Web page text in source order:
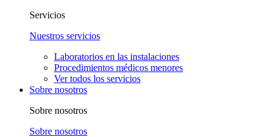
Servicios
Nuestros servicios
Laboratorios en las instalaciones
Procedimientos médicos menores
Ver todos los servicios
Sobre nosotros
Sobre nosotros
Sobre nosotros